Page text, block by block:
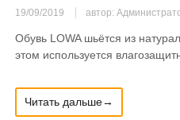
19/09/2019 автор:
Обувь LOWA шьётся из
этом используется
Читать дальше→